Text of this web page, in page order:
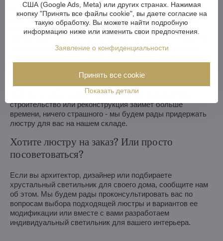
Если вы не выбрали люстру из нашего ассортимента, мы
изготовим для вас полностью индивидуальную люстру.
Все, что вам нужно, - это рисунок или даже картинка/
оценим возможности производства и в течение недели
Мы можем выполнить простые изменения в течение 3-4
недель, в то время как более сложные изменения или
люстра на заказ займут примерно 8-10 недель. Если
строительство или реконструкция займет больше
времени, ничего страшного - мы будем рады придержать
люстру для вас на нашем складе.
Хотите люстру на заказ? Или просто
посоветоваться?
Если вы архитектор, дизайнер или подбираете
хрустальный светильник для своего дома, сообщите нам
об этом. Мы будем рады проконсультировать вас по
вопросам выбора подходящей люстры и вариантов ее
модификации или вместе с вами разработаем
индивидуальный светильник для вашего интерьера.
США (Google Ads, Meta) или других странах. Нажимая
кнопку "Принять все файлы cookie", вы даете согласие на
такую обработку. Вы можете найти подробную
информацию ниже или изменить свои предпочтения.
Заявление о конфиденциальности
Показать детали
Принять все cookie